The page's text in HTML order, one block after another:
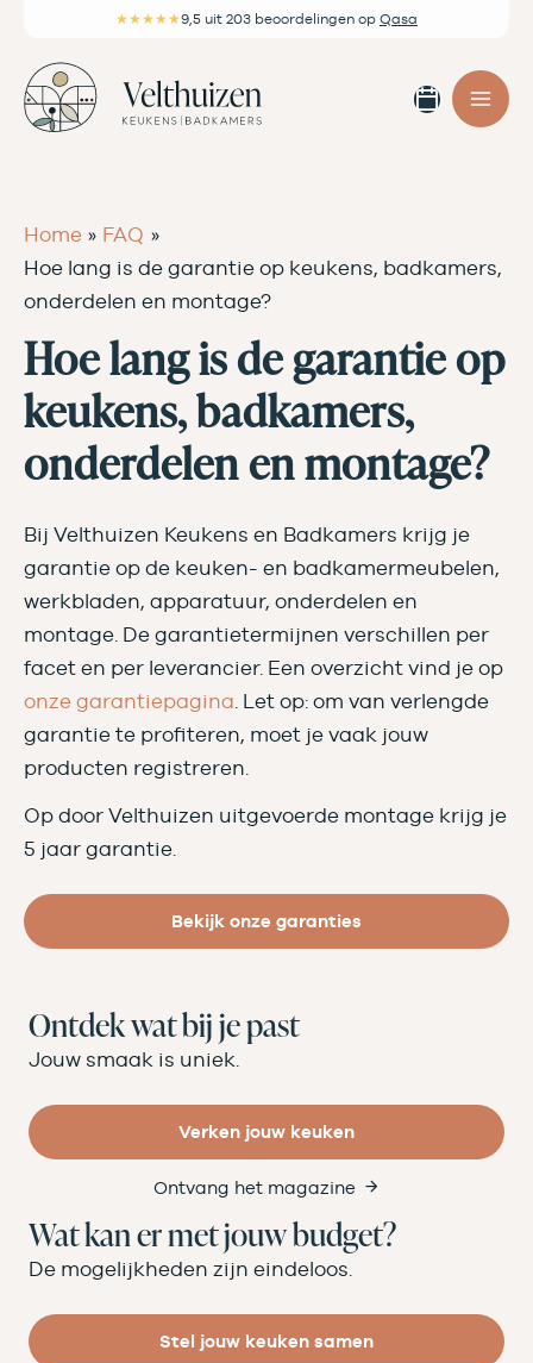
inhoud
★★★★★9,5 uit 203 beoordelingen op Qasa
maken
Home
FAQ
Hoe lang is de garantie op keukens, badkamers,
onderdelen en montage?
Hoe lang is de garantie op
keukens, badkamers,
onderdelen en montage?
Bij Velthuizen Keukens en Badkamers krijg je
garantie op de keuken- en badkamermeubelen,
werkbladen, apparatuur, onderdelen en
montage. De garantietermijnen verschillen per
facet en per leverancier. Een overzicht vind je op
onze garantiepagina . Let op: om van verlengde
garantie te profiteren, moet je vaak jouw
producten registreren.
Op door Velthuizen uitgevoerde montage krijg je
5 jaar garantie.
Bekijk onze garanties
Ontdek wat bij je past
Jouw smaak is uniek.
Verken jouw keuken
Ontvang het magazine
Wat kan er met jouw budget?
De mogelijkheden zijn eindeloos.
Stel jouw keuken samen